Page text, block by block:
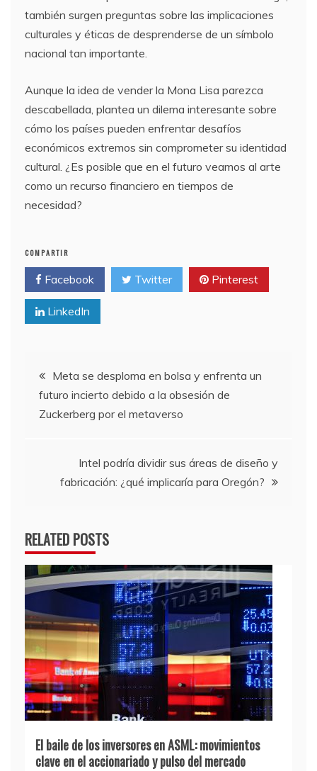
también surgen preguntas sobre las implicaciones
culturales y éticas de desprenderse de un símbolo
nacional tan importante.
Aunque la idea de vender la Mona Lisa parezca
descabellada, plantea un dilema interesante sobre
cómo los países pueden enfrentar desafíos
económicos extremos sin comprometer su identidad
cultural. ¿Es posible que en el futuro veamos al arte
como un recurso financiero en tiempos de
necesidad?
COMPARTIR
Facebook Twitter Pinterest
LinkedIn
Navegación
de
Meta se desploma en bolsa y enfrenta un
futuro incierto debido a la obsesión de
Zuckerberg por el metaverso
Intel podría dividir sus áreas de diseño y
fabricación: ¿qué implicaría para Oregón?
RELATED POSTS
El baile de los inversores en ASML: movimientos
clave en el accionariado y pulso del mercado